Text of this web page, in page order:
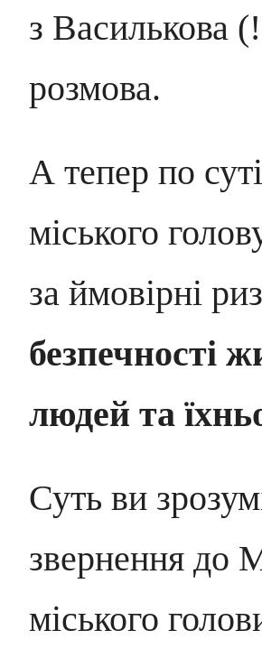
з Василькова
розмова.
А тепер по
міського
за ймовірні
безпечності
людей та
Суть ви
звернення до
міського